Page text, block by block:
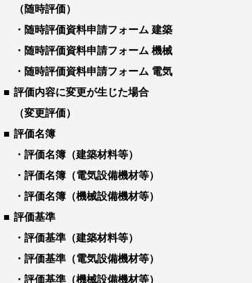
（随時評価）
随時評価資料申請フォーム 建築
随時評価資料申請フォーム 機械
随時評価資料申請フォーム 電気
評価内容に変更が生じた場合
（変更評価）
評価名簿
評価名簿（建築材料等）
評価名簿（電気設備機材等）
評価名簿（機械設備機材等）
評価基準
評価基準（建築材料等）
評価基準（電気設備機材等）
評価基準（機械設備機材等）